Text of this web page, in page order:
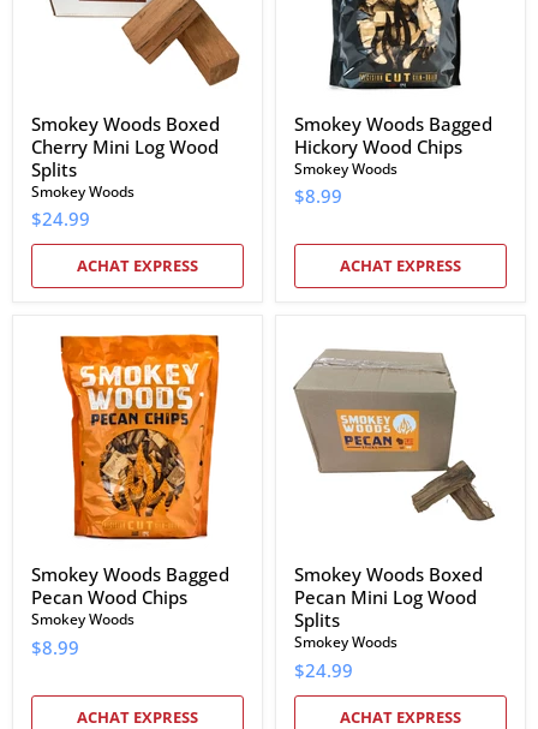
Splits
Smokey Woods Boxed
Cherry Mini Log Wood
Splits
Smokey Woods
$24.99
ACHAT EXPRESS
Smokey Woods Bagged
Hickory Wood Chips
Smokey Woods
$8.99
ACHAT EXPRESS
Smokey
Woods
Bagged
Pecan
Smokey Woods Bagged
Pecan Wood Chips
Smokey Woods
$8.99
ACHAT EXPRESS
Woods
Boxed
Pecan
Mini
Log
Wood
Splits
Smokey Woods Boxed
Pecan Mini Log Wood
Splits
Smokey Woods
$24.99
ACHAT EXPRESS